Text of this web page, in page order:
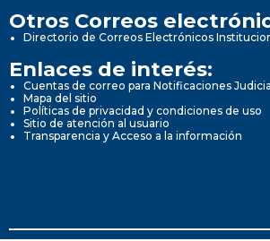
Otros Correos
Directorio de Correos Electrónicos
Enlaces de interés:
Cuentas de correo para Notificaciones
Mapa del sitio
Políticas de privacidad y condiciones de uso
Sitio de atención al usuario
Transparencia y Acceso a la información